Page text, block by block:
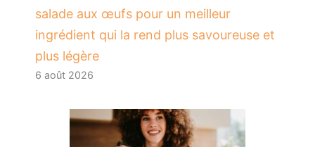
salade aux œufs pour un meilleur
ingrédient qui la rend plus savoureuse et
plus légère
6 août 2026